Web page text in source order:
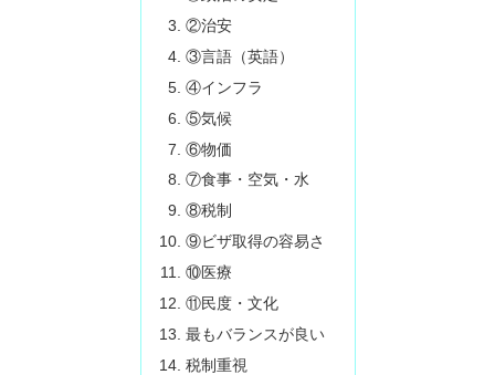
②治安
③言語（英語）
④インフラ
⑤気候
⑥物価
⑦食事・空気・水
⑧税制
⑨ビザ取得の容易さ
⑩医療
⑪民度・文化
最もバランスが良い
税制重視